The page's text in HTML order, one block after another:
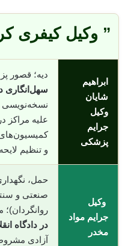
” وکیل کیفری
ابراهیم
شایان
وکیل
جرایم
پزشکی
دیه؛ قصور
سهل‌انگاری
نسخه‌نویسی
علیه مراکز
و تنظیم
وکیل
جرایم مواد
مخدر
حمل،
صنعتی و
روانگردان)؛
در دادگاه
آزادی